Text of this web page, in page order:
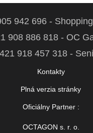
942 696 -
908 886 818 - OC
918 457 318 -
Kontakty
Plná verzia stránky
Oficiálny Partner :
OCTAGON s. r. o.